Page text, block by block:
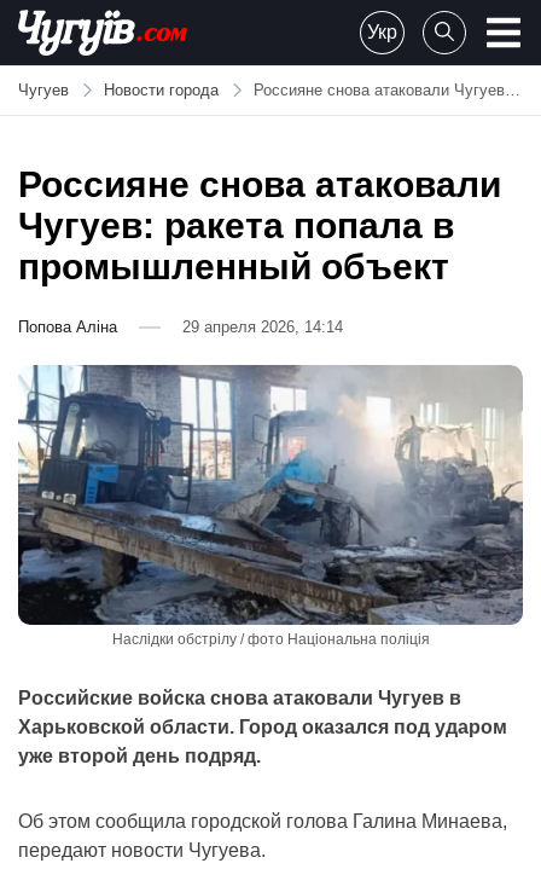
Skip
content
Chuguiv
Укр
Чугуев Новости города Россияне снова атаковали Чугуев: ракета попала в промышленный объект
Россияне снова атаковали
Чугуев: ракета попала в
промышленный объект
Попова Аліна 29 апреля 2026, 14:14
Наслідки обстрілу / фото Національна поліція
Российские войска снова атаковали Чугуев в
Харьковской области. Город оказался под ударом
уже второй день подряд.
Об этом сообщила городской голова Галина Минаева,
передают новости Чугуева.